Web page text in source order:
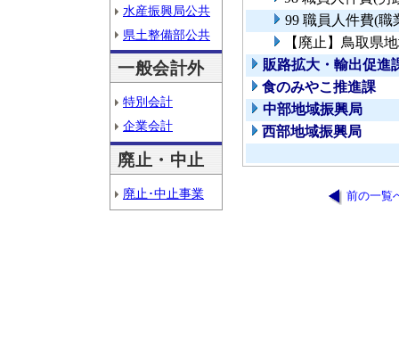
水産振興局公共
県土整備部公共
一般会計外
特別会計
企業会計
廃止・中止
廃止･中止事業
99 職員人件費(職
【廃止】鳥取県
販路拡大・輸出促進
食のみやこ推進課
中部地域振興局
西部地域振興局
前の一覧